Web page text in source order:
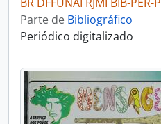
Parte de Bibliográfico
Periódico digitalizado